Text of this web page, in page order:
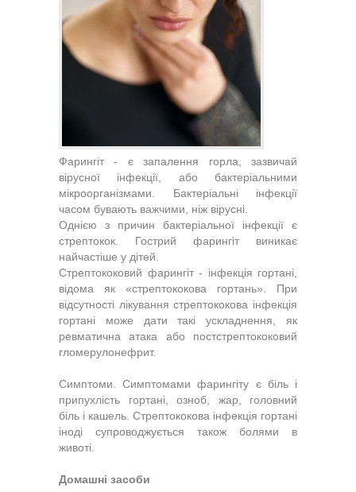
Фарингіт - є запалення горла, зазвичай
вірусної інфекції, або бактеріальними
мікроорганізмами. Бактеріальні інфекції
часом бувають важчими, ніж вірусні.
Однією з причин бактеріальної інфекції є
стрептокок. Гострий фарингіт виникає
найчастіше у дітей.
Стрептококовий фарингіт - інфекція гортані,
відома як «стрептококова гортань». При
відсутності лікування стрептококова інфекція
гортані може дати такі ускладнення, як
ревматична атака або постстрептококовий
гломерулонефрит.
Симптоми. Симптомами фарингіту є біль і
припухлість гортані, озноб, жар, головний
біль і кашель. Стрептококова інфекція гортані
іноді супроводжується також болями в
животі.
Домашні засоби